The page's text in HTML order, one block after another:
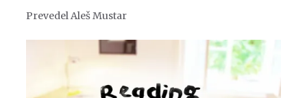
Prevedel Aleš Mustar